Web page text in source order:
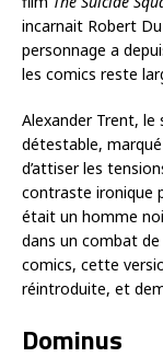
incarnait Robert
personnage a
les comics reste
Alexander Trent,
détestable,
d’attiser les
contraste ironique
était un homme
dans un combat
comics, cette
réintroduite, et
Dominus